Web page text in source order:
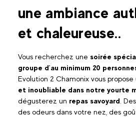
une ambiance
et chaleureuse..
Vous recherchez une soirée
groupe d’au minimum 20
Evolution 2 Chamonix vous propose
et inoubliable dans notre yourte
dégusterez un repas savoyard .
des odeurs dans votre nez, des